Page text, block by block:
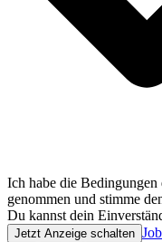
Ich habe die Bedingungen
genommen und stimme
Du kannst dein
Jetzt Anzeige schalten